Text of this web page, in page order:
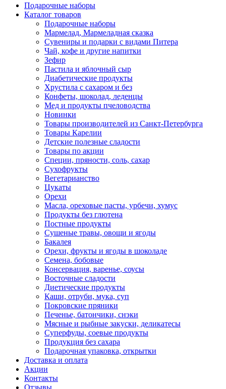
Подарочные наборы
Каталог товаров
Подарочные наборы
Мармелад, Мармеладная сказка
Сувениры и подарки с видами Питера
Чай, кофе и другие напитки
Зефир
Пастила и яблочный сыр
Диабетические продукты
Хрустила с сахаром и без
Конфеты, шоколад, леденцы
Мед и продукты пчеловодства
Новинки
Товары производителей из Санкт-Петербурга
Товары Карелии
Детские полезные сладости
Товары по акции
Специи, пряности, соль, сахар
Сухофрукты
Вегетарианство
Цукаты
Орехи
Масла, ореховые пасты, урбечи, хумус
Продукты без глютена
Постные продукты
Сушеные травы, овощи и ягоды
Бакалея
Орехи, фрукты и ягоды в шоколаде
Семена, бобовые
Консервация, варенье, соусы
Восточные сладости
Диетические продукты
Каши, отруби, мука, суп
Покровские пряники
Печенье, батончики, снэки
Мясные и рыбные закуски, деликатесы
Суперфуды, соевые продукты
Продукция без сахара
Подарочная упаковка, открытки
Доставка и оплата
Акции
Контакты
Отзывы